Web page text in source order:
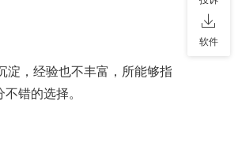
淀，经验也不丰富，所能够指
错的选择。
软件